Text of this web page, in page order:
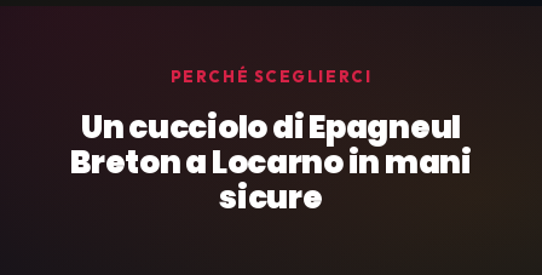
PERCHÉ SCEGLIERCI
Un cucciolo di Epagneul
Breton a Locarno in mani
sicure